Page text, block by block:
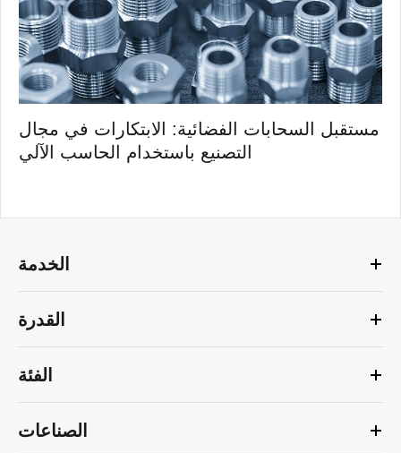
مستقبل السحابات الفضائية: الابتكارات في مجال
التصنيع باستخدام الحاسب الآلي
الخدمة
القدرة
الفئة
الصناعات